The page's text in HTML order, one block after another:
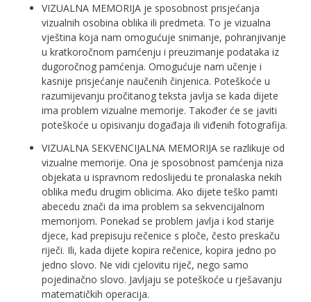
VIZUALNA MEMORIJA je sposobnost prisjećanja
vizualnih osobina oblika ili predmeta. To je vizualna
vještina koja nam omogućuje snimanje, pohranjivanje
u kratkoročnom pamćenju i preuzimanje podataka iz
dugoročnog pamćenja. Omogućuje nam učenje i
kasnije prisjećanje naučenih činjenica. Poteškoće u
razumijevanju pročitanog teksta javlja se kada dijete
ima problem vizualne memorije. Također će se javiti
poteškoće u opisivanju događaja ili viđenih fotografija.
VIZUALNA SEKVENCIJALNA MEMORIJA se razlikuje od
vizualne memorije. Ona je sposobnost pamćenja niza
objekata u ispravnom redoslijedu te pronalaska nekih
oblika među drugim oblicima. Ako dijete teško pamti
abecedu znači da ima problem sa sekvencijalnom
memorijom. Ponekad se problem javlja i kod starije
djece, kad prepisuju rečenice s ploče, često preskaču
riječi. Ili, kada dijete kopira rečenice, kopira jedno po
jedno slovo. Ne vidi cjelovitu riječ, nego samo
pojedinačno slovo. Javljaju se poteškoće u rješavanju
matematičkih operacija.